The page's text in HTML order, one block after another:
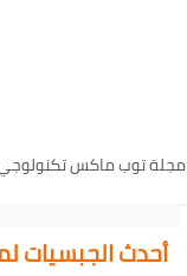
مجلة توب ماكس
أحدث الجبسيات